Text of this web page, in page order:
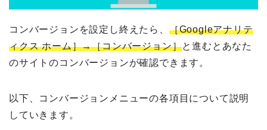
コンバージョンを設定し終えたら、 ［Googleアナリテ
ィクス ホーム］→［コンバージョン］と進むとあなた
のサイトのコンバージョンが確認できます。
以下、コンバージョンメニューの各項目について説明
していきます。